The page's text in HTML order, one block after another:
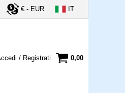
€ - EUR IT
/ Registrati 0,00